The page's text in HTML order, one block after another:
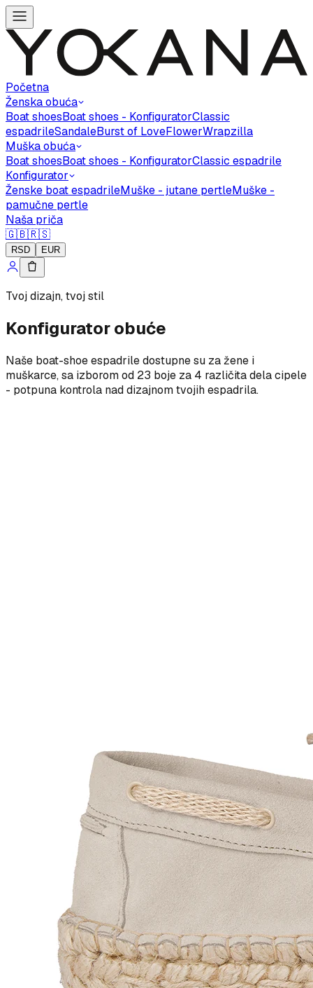
Početna
Ženska obuća
Boat shoesBoat shoes - KonfiguratorClassic
espadrileSandaleBurst of LoveFlowerWrapzilla
Muška obuća
Boat shoesBoat shoes - KonfiguratorClassic espadrile
Konfigurator
Ženske boat espadrileMuške - jutane pertleMuške -
pamučne pertle
Naša priča
🇬🇧🇷🇸
RSD EUR
Tvoj dizajn, tvoj stil
Konfigurator obuće
Naše boat-shoe espadrile dostupne su za žene i
muškarce, sa izborom od 23 boje za 4 različita dela cipele
- potpuna kontrola nad dizajnom tvojih espadrila.